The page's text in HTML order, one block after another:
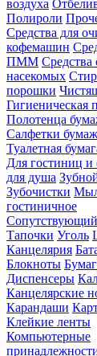
воздуха
Полироли
Средства для
кофемашин
ПММ Средства
насекомых
порошки
Гигиеническая
Полотенца
Салфетки
Туалетная
Для гостиниц и
для душа
Зубочистки
гостиничное
Тапочки Уголь
Канцелярия
Блокноты
Диспенсеры
Канцелярские
Карандаши
Клейкие ленты
Компьютерные